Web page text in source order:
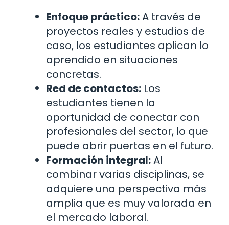
Enfoque práctico:A través de
proyectos reales y estudios de
caso, los estudiantes aplican lo
aprendido en situaciones
concretas.
Red de contactos: Los
estudiantes tienen la
oportunidad de conectar con
profesionales del sector, lo que
puede abrir puertas en el futuro.
Formación integral:Al
combinar varias disciplinas, se
adquiere una perspectiva más
amplia que es muy valorada en
el mercado laboral.